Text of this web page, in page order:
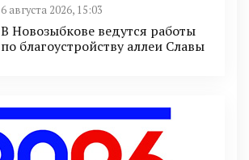
6 августа 2026, 15:03
В Новозыбкове ведутся работы
по благоустройству аллеи Славы